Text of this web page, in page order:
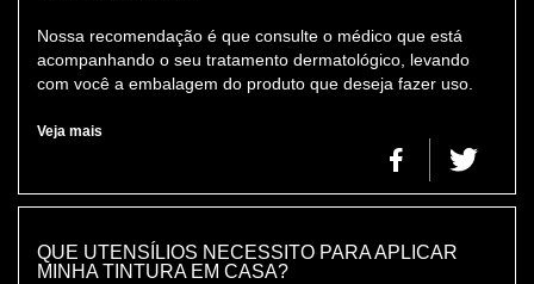
Nossa recomendação é que consulte o médico que está
acompanhando o seu tratamento dermatológico, levando
com você a embalagem do produto que deseja fazer uso.
Veja mais
QUE UTENSÍLIOS NECESSITO PARA APLICAR
MINHA TINTURA EM CASA?